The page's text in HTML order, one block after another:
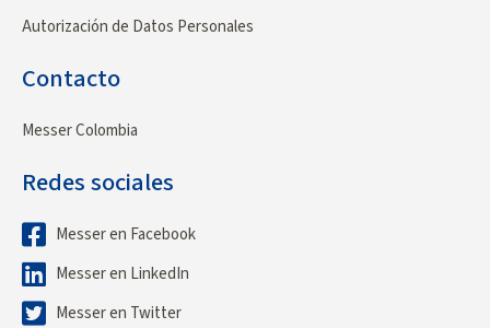
Autorización de Datos Personales
Contacto
Messer Colombia
Redes sociales
Messer en Facebook
Messer en LinkedIn
Messer en Twitter